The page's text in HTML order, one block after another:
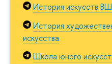
История искусств
История
искусства
Школа юного